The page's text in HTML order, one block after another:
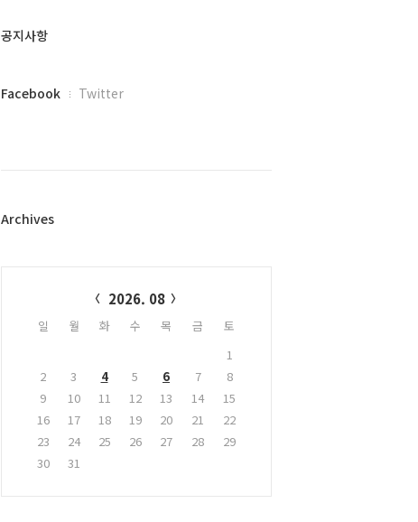
글
공지사항
페
플
Facebook Twitter
Archives
2026. 08
일 월 화 수 목 금
토
1
2
3 4 5 6 7
8
9
10 11 12 13 14
15
16
17 18 19 20 21
22
23
24 25 26 27 28
29
30
31